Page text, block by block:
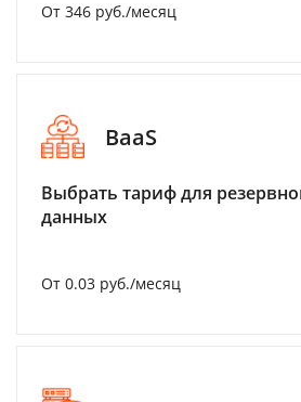
От 346 руб./месяц
BaaS
Выбрать тариф для
данных
От 0.03 руб./месяц